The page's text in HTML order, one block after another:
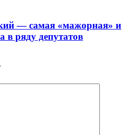
— самая «мажорная» и
в ряду депутатов